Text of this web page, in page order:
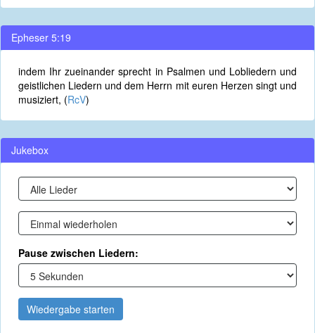
Epheser 5:19
indem Ihr zueinander sprecht in Psalmen und Lobliedern und
geistlichen Liedern und dem Herrn mit euren Herzen singt und
musiziert, (RcV)
Jukebox
Pause zwischen Liedern:
Wiedergabe starten